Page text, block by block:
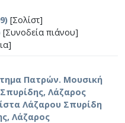
[Σολίστ]
[Συνοδεία πιάνου]
Πατρών. Μουσική
Λάζαρος
Λάζαρου Σπυρίδη
Λάζαρος